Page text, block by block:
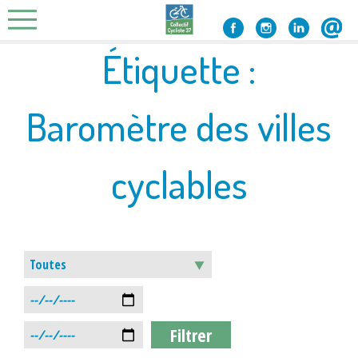
Skip
to
Étiquette :
Baromètre des villes
cyclables